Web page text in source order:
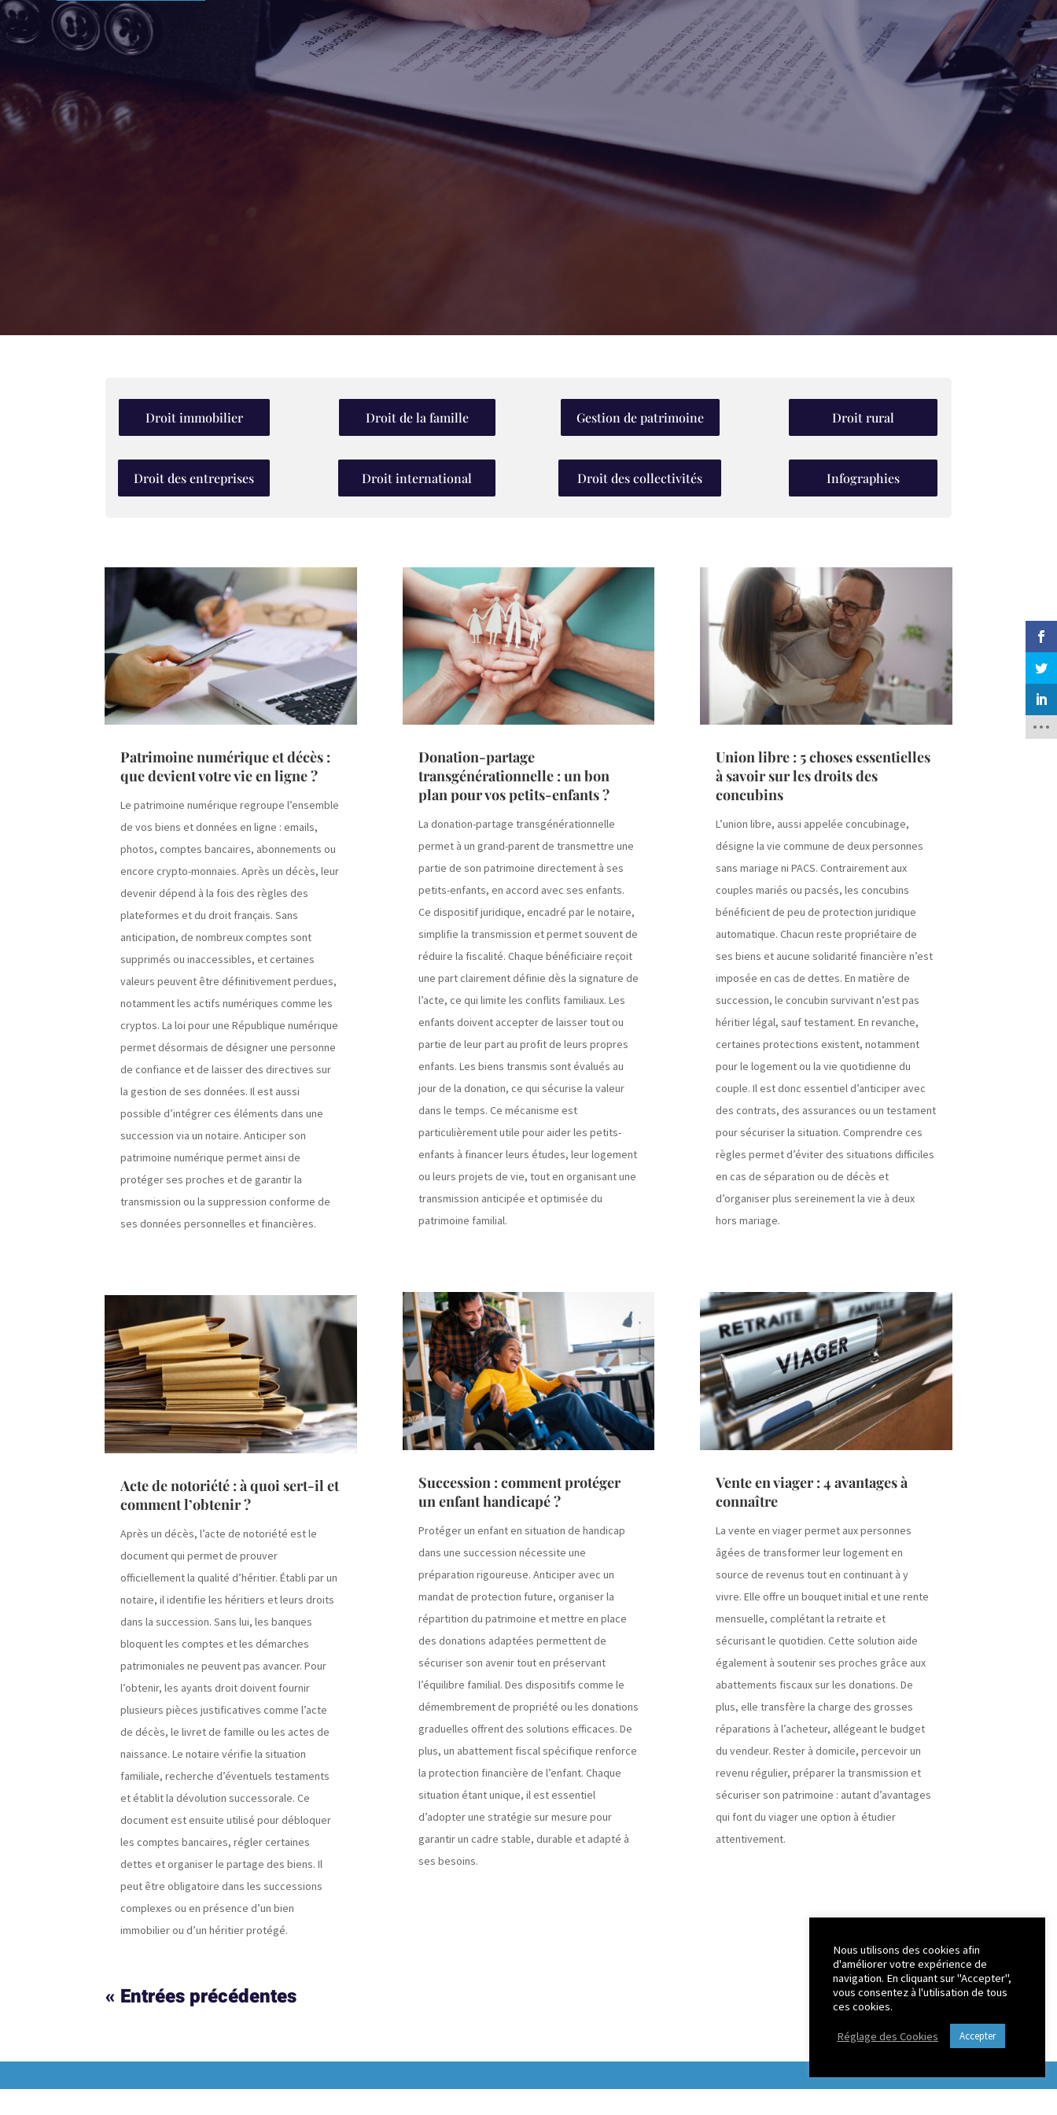
Droit immobilier
Droit des entreprises
Droit de la famille
Droit international
Gestion de patrimoine
Droit des collectivités
Droit rural
Infographies
Patrimoine numérique et décès :
que devient votre vie en ligne ?
Le patrimoine numérique regroupe l’ensemble
de vos biens et données en ligne : emails,
photos, comptes bancaires, abonnements ou
encore crypto-monnaies. Après un décès, leur
devenir dépend à la fois des règles des
plateformes et du droit français. Sans
anticipation, de nombreux comptes sont
supprimés ou inaccessibles, et certaines
valeurs peuvent être définitivement perdues,
notamment les actifs numériques comme les
cryptos. La loi pour une République numérique
permet désormais de désigner une personne
de confiance et de laisser des directives sur
la gestion de ses données. Il est aussi
possible d’intégrer ces éléments dans une
succession via un notaire. Anticiper son
patrimoine numérique permet ainsi de
protéger ses proches et de garantir la
transmission ou la suppression conforme de
ses données personnelles et financières.
Acte de notoriété : à quoi sert-il et
comment l’obtenir ?
Après un décès, l’acte de notoriété est le
document qui permet de prouver
officiellement la qualité d’héritier. Établi par un
notaire, il identifie les héritiers et leurs droits
dans la succession. Sans lui, les banques
bloquent les comptes et les démarches
patrimoniales ne peuvent pas avancer. Pour
l’obtenir, les ayants droit doivent fournir
plusieurs pièces justificatives comme l’acte
de décès, le livret de famille ou les actes de
naissance. Le notaire vérifie la situation
familiale, recherche d’éventuels testaments
et établit la dévolution successorale. Ce
document est ensuite utilisé pour débloquer
les comptes bancaires, régler certaines
dettes et organiser le partage des biens. Il
peut être obligatoire dans les successions
complexes ou en présence d’un bien
immobilier ou d’un héritier protégé.
Donation-partage
transgénérationnelle : un bon
plan pour vos petits-enfants ?
La donation-partage transgénérationnelle
permet à un grand-parent de transmettre une
partie de son patrimoine directement à ses
petits-enfants, en accord avec ses enfants.
Ce dispositif juridique, encadré par le notaire,
simplifie la transmission et permet souvent de
réduire la fiscalité. Chaque bénéficiaire reçoit
une part clairement définie dès la signature de
l’acte, ce qui limite les conflits familiaux. Les
enfants doivent accepter de laisser tout ou
partie de leur part au profit de leurs propres
enfants. Les biens transmis sont évalués au
jour de la donation, ce qui sécurise la valeur
dans le temps. Ce mécanisme est
particulièrement utile pour aider les petits-
enfants à financer leurs études, leur logement
ou leurs projets de vie, tout en organisant une
transmission anticipée et optimisée du
patrimoine familial.
Succession : comment protéger
un enfant handicapé ?
Protéger un enfant en situation de handicap
dans une succession nécessite une
préparation rigoureuse. Anticiper avec un
mandat de protection future, organiser la
répartition du patrimoine et mettre en place
des donations adaptées permettent de
sécuriser son avenir tout en préservant
l’équilibre familial. Des dispositifs comme le
démembrement de propriété ou les donations
graduelles offrent des solutions efficaces. De
plus, un abattement fiscal spécifique renforce
la protection financière de l’enfant. Chaque
situation étant unique, il est essentiel
d’adopter une stratégie sur mesure pour
garantir un cadre stable, durable et adapté à
ses besoins.
Union libre : 5 choses essentielles
à savoir sur les droits des
concubins
L’union libre, aussi appelée concubinage,
désigne la vie commune de deux personnes
sans mariage ni PACS. Contrairement aux
couples mariés ou pacsés, les concubins
bénéficient de peu de protection juridique
automatique. Chacun reste propriétaire de
ses biens et aucune solidarité financière n’est
imposée en cas de dettes. En matière de
succession, le concubin survivant n’est pas
héritier légal, sauf testament. En revanche,
certaines protections existent, notamment
pour le logement ou la vie quotidienne du
couple. Il est donc essentiel d’anticiper avec
des contrats, des assurances ou un testament
pour sécuriser la situation. Comprendre ces
règles permet d’éviter des situations difficiles
en cas de séparation ou de décès et
d’organiser plus sereinement la vie à deux
hors mariage.
Vente en viager : 4 avantages à
connaître
La vente en viager permet aux personnes
âgées de transformer leur logement en
source de revenus tout en continuant à y
vivre. Elle offre un bouquet initial et une rente
mensuelle, complétant la retraite et
sécurisant le quotidien. Cette solution aide
également à soutenir ses proches grâce aux
abattements fiscaux sur les donations. De
plus, elle transfère la charge des grosses
réparations à l’acheteur, allégeant le budget
du vendeur. Rester à domicile, percevoir un
revenu régulier, préparer la transmission et
sécuriser son patrimoine : autant d’avantages
qui font du viager une option à étudier
attentivement.
« Entrées précédentes
Nous utilisons des cookies afin
d'améliorer votre expérience de
navigation. En cliquant sur "Accepter",
vous consentez à l'utilisation de tous
ces cookies.
Réglage des Cookies Accepter